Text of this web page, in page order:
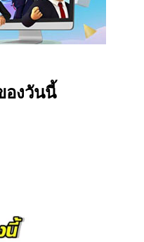
องวันนี้